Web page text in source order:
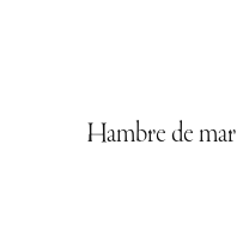
Hambre de mar